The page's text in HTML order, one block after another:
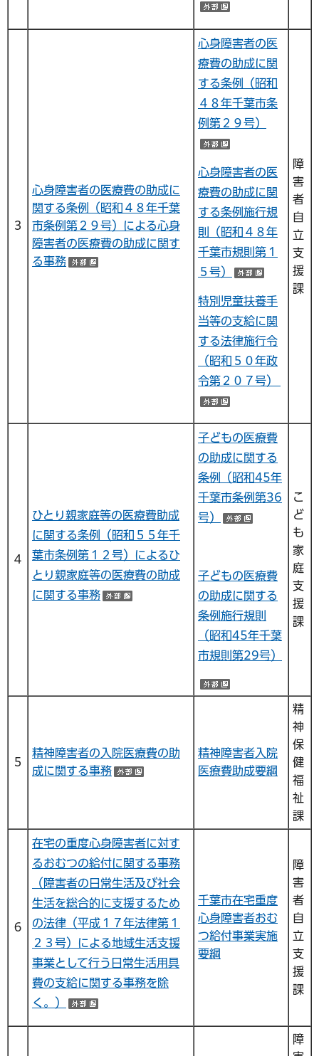
３
心身障害者の医療費の助成に
関する条例（昭和４８年千葉
市条例第２９号）による心身
障害者の医療費の助成に関す
る事務
（外部サイトへリンク）
心身障害者の医
療費の助成に関
する条例（昭和
４８年千葉市条
例第２９号）
心身障害者の医
療費の助成に関
する条例施行規
則（昭和４８年
千葉市規則第１
５号）
（外部サ
特別児童扶養手
当等の支給に関
する法律施行令
（昭和５０年政
令第２０７号）
障
害
者
自
立
支
援
課
４
ひとり親家庭等の医療費助成
に関する条例（昭和５５年千
葉市条例第１２号）によるひ
とり親家庭等の医療費の助成
に関する事務
（外部サイトへリンク）
子どもの医療費
の助成に関する
条例（昭和45年
千葉市条例第36
号）
（外部サイ
子どもの医療費
の助成に関する
条例施行規則
（昭和45年千葉
市規則第29号）
こ
ど
も
家
庭
支
援
課
５
精神障害者の入院医療費の助
成に関する事務
（外部サイトへリンク）
精神障害者入院
医療費助成要綱
精
神
保
健
福
祉
課
６
在宅の重度心身障害者に対す
るおむつの給付に関する事務
（障害者の日常生活及び社会
生活を総合的に支援するため
の法律（平成１７年法律第１
２３号）による地域生活支援
事業として行う日常生活用具
費の支給に関する事務を除
く。）
千葉市在宅重度
心身障害者おむ
つ給付事業実施
要綱
障
害
者
自
立
支
援
課
障